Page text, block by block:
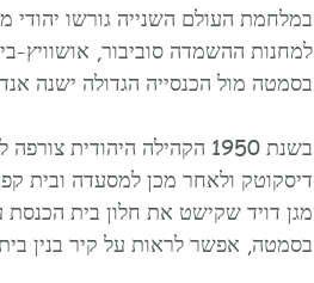
במלחמת העולם השנייה גורשו
למחנות ההשמדה סוביבור, אושוויץ-
בסמטה מול הכנסייה הגדולה ישנה
בשנת 1950 הקהילה
דיסקוטק ולאחר מכן למסעדה ובית
מגן דויד שקישט את חלון בית הכנסת
בסמטה, אפשר לראות על קיר בנין